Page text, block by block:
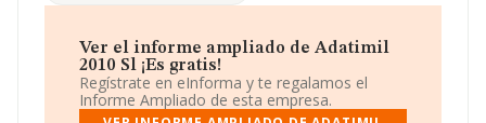
Ver el informe ampliado de Adatimil
2010 Sl ¡Es gratis!
Regístrate en eInforma y te regalamos el
Informe Ampliado de esta empresa.